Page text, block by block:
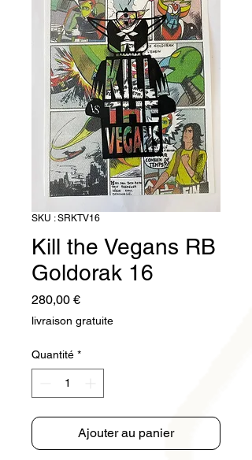
SKU : SRKTV16
Kill the Vegans RB
Goldorak 16
280,00 €Prix
livraison gratuite
Quantité *
Ajouter au panier